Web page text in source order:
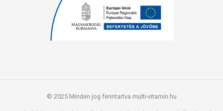
© 2025 Minden jog fenntartva multi-vitamin.hu